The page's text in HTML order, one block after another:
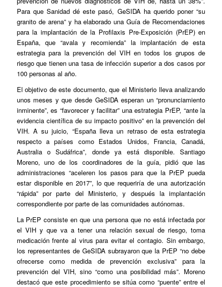
Para que Sanidad dé este pasó, GeSIDA ha querido poner “su
granito de arena” y ha elaborado una Guía de Recomendaciones
para la implantación de la Profilaxis Pre-Exposición (PrEP) en
España, que “avala y recomienda” la implantación de esta
estrategia para la prevención del VIH en todos los grupos de
riesgo que tienen una tasa de infección superior a dos casos por
100 personas al año.
El objetivo de este documento, que el Ministerio lleva analizando
unos meses y que desde GeSIDA esperan un “pronunciamiento
inminente”, es “favorecer y facilitar” una estrategia PrEP, “ante la
evidencia científica de su impacto positivo” en la prevención del
VIH. A su juicio, “España lleva un retraso de esta estrategia
respecto a países como Estados Unidos, Francia, Canadá,
Australia o Sudáfrica”, donde ya está disponible. Santiago
Moreno, uno de los coordinadores de la guía, pidió que las
administraciones “aceleren los pasos para que la PrEP pueda
estar disponible en 2017”, lo que requeriría de una autorización
“rápida” por parte del Ministerio, y después la implantación
correspondiente por parte de las comunidades autónomas.
La PrEP consiste en que una persona que no está infectada por
el VIH y que va a tener una relación sexual de riesgo, toma
medicación frente al virus para evitar el contagio. Sin embargo,
los representantes de GeSIDA subrayaron que la PrEP “no debe
ofrecerse como medida de prevención exclusiva” para la
prevención del VIH, sino “como una posibilidad más”. Moreno
destacó que este procedimiento se sitúa como “puente” entre el